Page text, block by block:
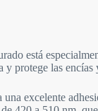
está
y protege las
excelente